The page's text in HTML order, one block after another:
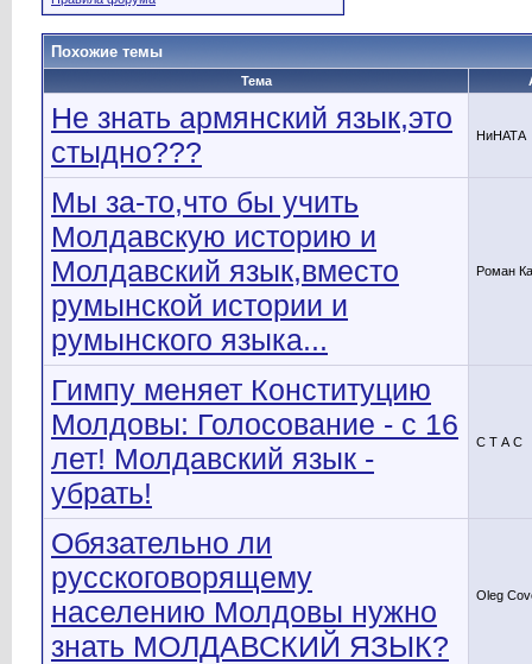
Похожие темы
Тема
Не знать армянский язык,это
стыдно???
НиНАТА
Мы за-то,что бы учить
Молдавскую историю и
Молдавский язык,вместо
румынской истории и
румынского языка...
Роман
Гимпу меняет Конституцию
Молдовы: Голосование - с 16
лет! Молдавский язык -
убрать!
С Т А С
Обязательно ли
русскоговорящему
населению Молдовы нужно
знать МОЛДАВСКИЙ ЯЗЫК?
Oleg